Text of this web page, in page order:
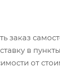
заказ
в
от